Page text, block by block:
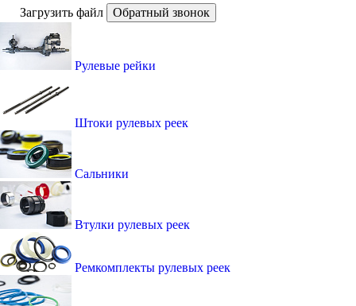
Загрузить файл
Обратный звонок
Рулевые рейки
Штоки рулевых реек
Сальники
Втулки рулевых реек
Ремкомплекты рулевых реек